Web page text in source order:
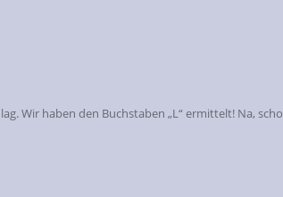
Wir haben den Buchstaben „L“ ermittelt! Na,